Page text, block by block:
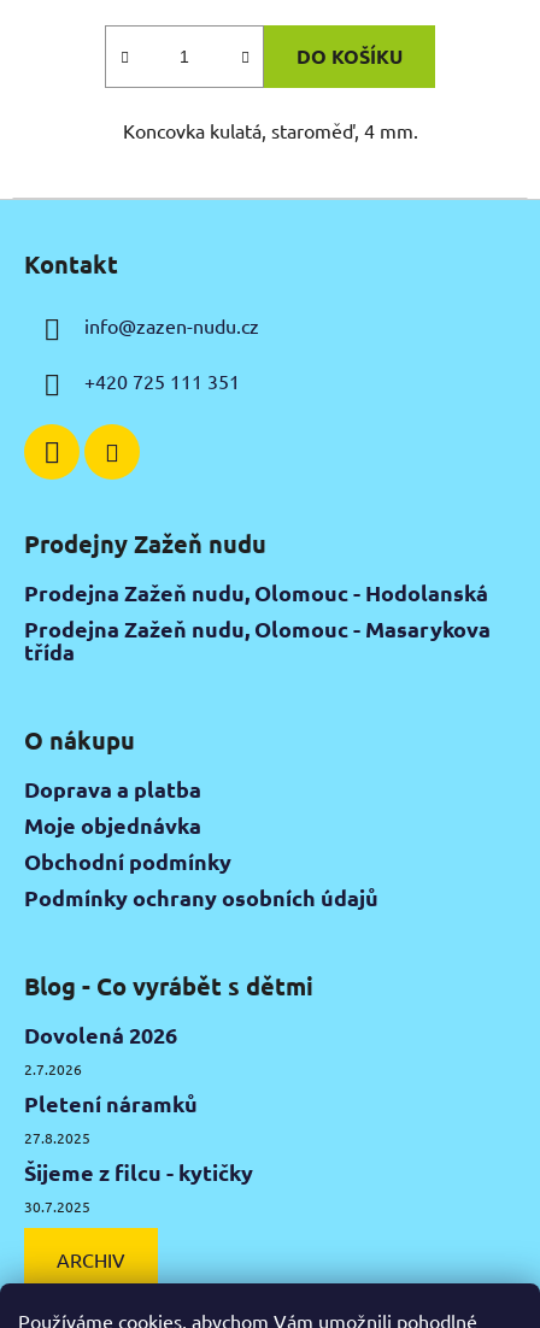
Používáme cookies, abychom Vám umožnili pohodlné
DO KOŠÍKU
Koncovka kulatá, staroměď, 4 mm.
Kontakt
info@zazen-nudu.cz
+420 725 111 351
Prodejny Zažeň nudu
Prodejna Zažeň nudu, Olomouc - Hodolanská
Prodejna Zažeň nudu, Olomouc - Masarykova
třída
O nákupu
Doprava a platba
Moje objednávka
Obchodní podmínky
Podmínky ochrany osobních údajů
Blog - Co vyrábět s dětmi
Dovolená 2026
2.7.2026
Pletení náramků
27.8.2025
Šijeme z filcu - kytičky
30.7.2025
ARCHIV